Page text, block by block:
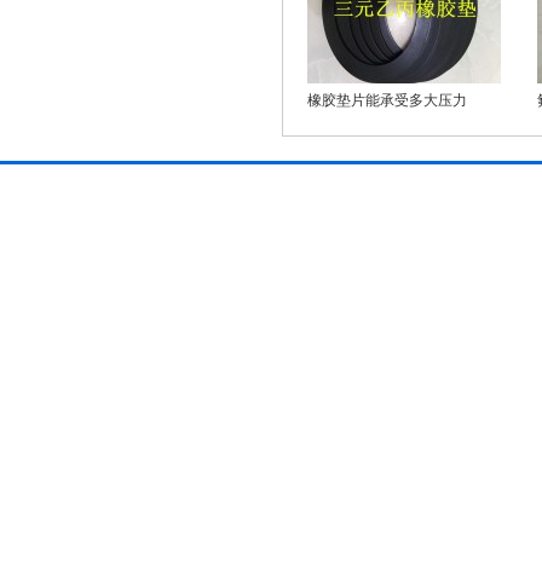
橡胶垫片能承受多大压力